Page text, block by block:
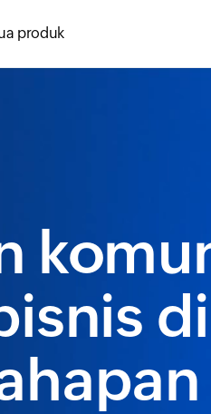
produk